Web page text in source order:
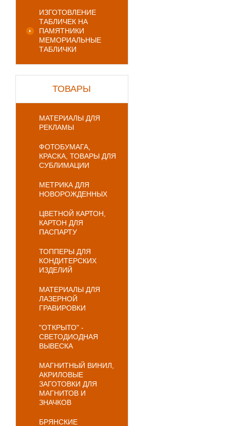
ИЗГОТОВЛЕНИЕ
ТАБЛИЧЕК НА
ПАМЯТНИКИ
МЕМОРИАЛЬНЫЕ
ТАБЛИЧКИ
ТОВАРЫ
МАТЕРИАЛЫ ДЛЯ
РЕКЛАМЫ
ФОТОБУМАГА,
КРАСКА, ТОВАРЫ ДЛЯ
СУБЛИМАЦИИ
МЕТРИКА ДЛЯ
НОВОРОЖДЕННЫХ
ЦВЕТНОЙ КАРТОН,
КАРТОН ДЛЯ
ПАСПАРТУ
ТОППЕРЫ ДЛЯ
КОНДИТЕРСКИХ
ИЗДЕЛИЙ
МАТЕРИАЛЫ ДЛЯ
ЛАЗЕРНОЙ
ГРАВИРОВКИ
"ОТКРЫТО" -
СВЕТОДИОДНАЯ
ВЫВЕСКА
МАГНИТНЫЙ ВИНИЛ,
АКРИЛОВЫЕ
ЗАГОТОВКИ ДЛЯ
МАГНИТОВ И
ЗНАЧКОВ
БРЯНСКИЕ